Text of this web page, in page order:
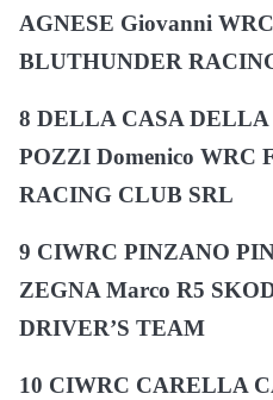
AGNESE Giovanni
BLUTHUNDER
8 DELLA CASA DELLA
POZZI Domenico WRC
RACING CLUB SRL
9 CIWRC PINZANO
ZEGNA Marco R5
DRIVER’S TEAM
10 CIWRC CARELLA